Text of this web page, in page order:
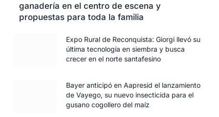
ganadería en el centro de escena y
propuestas para toda la familia
Expo Rural de Reconquista: Giorgi llevó su
última tecnología en siembra y busca
crecer en el norte santafesino
Bayer anticipó en Aapresid el lanzamiento
de Vayego, su nuevo insecticida para el
gusano cogollero del maíz